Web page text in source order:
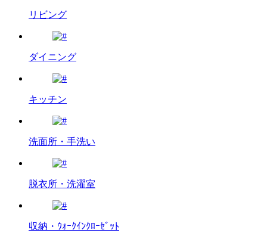
リビング
ダイニング
キッチン
洗面所・手洗い
脱衣所・洗濯室
収納・ｳｫｰｸｲﾝｸﾛｰｾﾞｯﾄ